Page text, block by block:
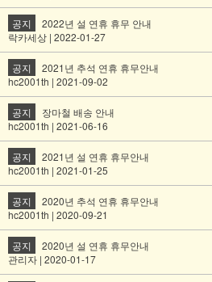
공지
2022년 설 연휴 휴무 안내
락카세상 | 2022-01-27
공지
2021년 추석 연휴 휴무안내
hc2001th | 2021-09-02
공지
장마철 배송 안내
hc2001th | 2021-06-16
공지
2021년 설 연휴 휴무안내
hc2001th | 2021-01-25
공지
2020년 추석 연휴 휴무안내
hc2001th | 2020-09-21
공지
2020년 설 연휴 휴무안내
관리자 | 2020-01-17